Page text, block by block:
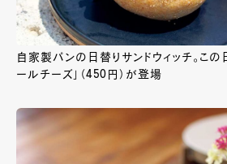
自家製パンの日替りサンドウィッチ。この
ールチーズ」（450円）が登場